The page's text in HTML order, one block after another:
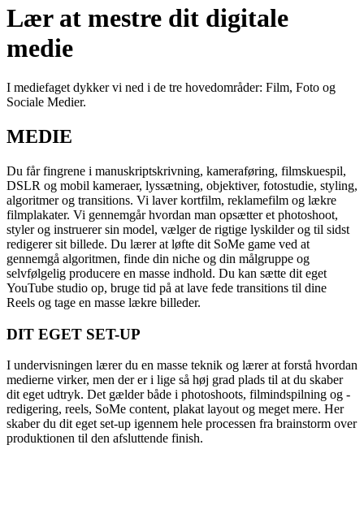
Lær at mestre dit digitale
medie
I mediefaget dykker vi ned i de tre hovedområder: Film, Foto og
Sociale Medier.
MEDIE
Du får fingrene i manuskriptskrivning, kameraføring, filmskuespil,
DSLR og mobil kameraer, lyssætning, objektiver, fotostudie, styling,
algoritmer og transitions. Vi laver kortfilm, reklamefilm og lækre
filmplakater. Vi gennemgår hvordan man opsætter et photoshoot,
styler og instruerer sin model, vælger de rigtige lyskilder og til sidst
redigerer sit billede. Du lærer at løfte dit SoMe game ved at
gennemgå algoritmen, finde din niche og din målgruppe og
selvfølgelig producere en masse indhold. Du kan sætte dit eget
YouTube studio op, bruge tid på at lave fede transitions til dine
Reels og tage en masse lækre billeder.
DIT EGET SET-UP
I undervisningen lærer du en masse teknik og lærer at forstå hvordan
medierne virker, men der er i lige så høj grad plads til at du skaber
dit eget udtryk. Det gælder både i photoshoots, filmindspilning og -
redigering, reels, SoMe content, plakat layout og meget mere. Her
skaber du dit eget set-up igennem hele processen fra brainstorm over
produktionen til den afsluttende finish.